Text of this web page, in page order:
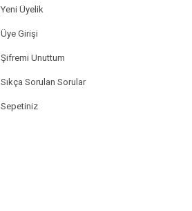
Yeni Üyelik
Üye Girişi
Şifremi Unuttum
Sıkça Sorulan Sorular
Sepetiniz